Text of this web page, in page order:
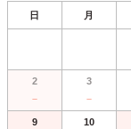
日 月
2
－
3
－
9 10